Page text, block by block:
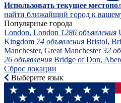
Использовать текущее
найти ближайший город к
Популярные города
London, London 1286 объявления
Kingdom 74 объявления Bristol,
Manchester, Great Manchester32
26 объявления Bridge of Don,
Сброс локации
Выберите язык